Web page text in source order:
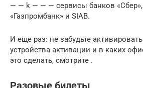
— — k — — — сервисы банков «Сбер»,
«Газпромбанк» и SIAB.
И еще раз: не забудьте
устройства активации и в каких
это сделать, смотрите .